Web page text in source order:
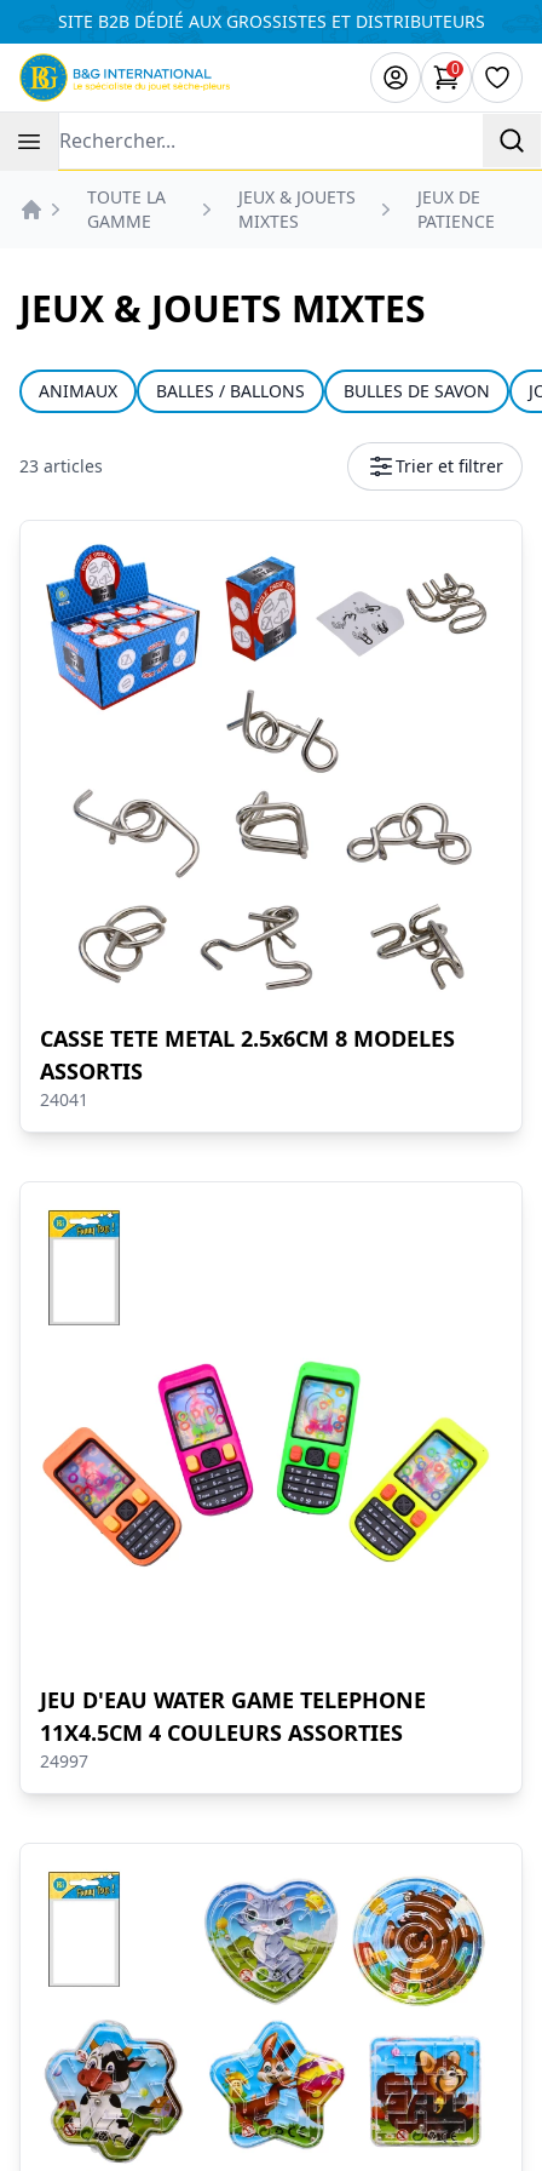
SITE B2B DÉDIÉ AUX GROSSISTES ET DISTRIBUTEURS
0
articles
TOUTE LA
GAMME
JEUX & JOUETS
MIXTES
JEUX DE
PATIENCE
JEUX & JOUETS MIXTES
ANIMAUX BALLES / BALLONS BULLES DE SAVON
23 articles Trier et filtrer
Produits
CASSE TETE METAL 2.5x6CM 8 MODELES
ASSORTIS
24041
JEU D'EAU WATER GAME TELEPHONE
11X4.5CM 4 COULEURS ASSORTIES
24997
Panneau de gestion des cookies